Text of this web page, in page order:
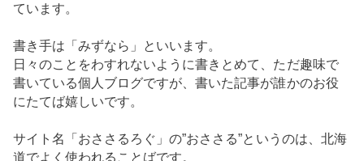
ています。
書き手は「みずなら」といいます。
日々のことをわすれないように書きとめて、ただ趣味で
書いている個人ブログですが、書いた記事が誰かのお役
にたてば嬉しいです。
サイト名「おささるろぐ」の”おささる”というのは、北海
道でよく使われることばです。